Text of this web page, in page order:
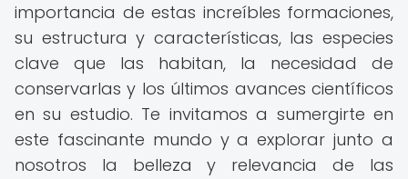
importancia de estas increíbles formaciones,
su estructura y características, las especies
clave que las habitan, la necesidad de
conservarlas y los últimos avances científicos
en su estudio. Te invitamos a sumergirte en
este fascinante mundo y a explorar junto a
nosotros la belleza y relevancia de las